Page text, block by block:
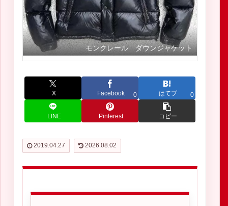
モンクレール ダウンジャケット
X Facebook 0 はてブ 0
LINE Pinterest コピー
2019.04.27 2026.08.02